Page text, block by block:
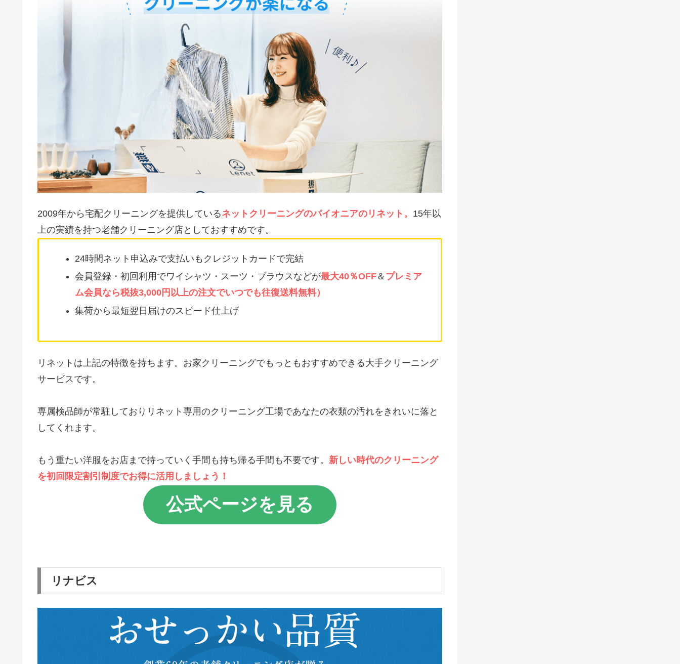
2009年から宅配クリーニングを提供しているネットクリーニングのパイオニアのリネット。 15年以
上の実績を持つ老舗クリーニング店としておすすめです。
24時間ネット申込みで支払いもクレジットカードで完結
会員登録・初回利用でワイシャツ・スーツ・ブラウスなどが最大40％OFF＆ プレミア
ム会員なら税抜3,000円以上の注文でいつでも往復送料無料）
集荷から最短翌日届けのスピード仕上げ
リネットは上記の特徴を持ちます。お家クリーニングでもっともおすすめできる大手クリーニング
サービスです。
専属検品師が常駐しておりリネット専用のクリーニング工場であなたの衣類の汚れをきれいに落と
してくれます。
もう重たい洋服をお店まで持っていく手間も持ち帰る手間も不要です。 新しい時代のクリーニング
を初回限定割引制度でお得に活用しましょう！
公式ページを見る
リナビス